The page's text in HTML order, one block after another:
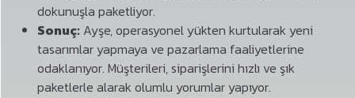
dokunuşla paketliyor.
Sonuç: Ayşe, operasyonel yükten kurtularak yeni
tasarımlar yapmaya ve pazarlama faaliyetlerine
odaklanıyor. Müşterileri, siparişlerini hızlı ve şık
paketlerle alarak olumlu yorumlar yapıyor.